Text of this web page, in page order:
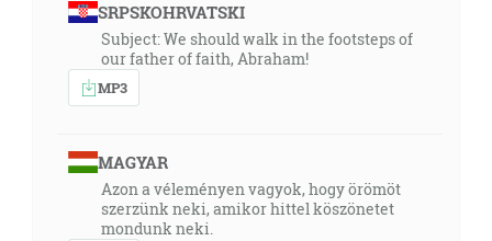
SRPSKOHRVATSKI
Subject: We should walk in the footsteps of
our father of faith, Abraham!
MP3
MAGYAR
Azon a véleményen vagyok, hogy örömöt
szerzünk neki, amikor hittel köszönetet
mondunk neki.